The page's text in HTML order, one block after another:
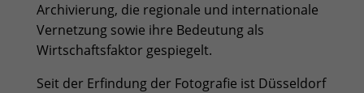
Archivierung, die regionale und internationale
Vernetzung sowie ihre Bedeutung als
Wirtschaftsfaktor gespiegelt.
Seit der Erfindung der Fotografie ist Düsseldorf